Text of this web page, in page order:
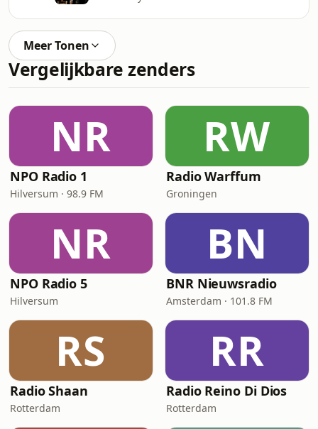
Meer Tonen
Vergelijkbare zenders
NR
NPO Radio 1
Hilversum · 98.9 FM
RW
Radio Warffum
Groningen
NR
NPO Radio 5
Hilversum
BN
BNR Nieuwsradio
Amsterdam · 101.8 FM
RS
Radio Shaan
Rotterdam
RR
Radio Reino Di Dios
Rotterdam